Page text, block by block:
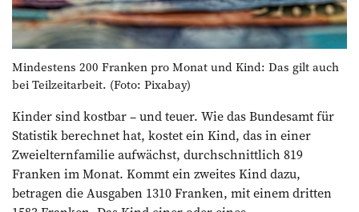
Mindestens 200 Franken pro Monat und Kind: Das gilt auch
bei Teilzeitarbeit. (Foto: Pixabay)
Kinder sind kostbar – und teuer. Wie das Bundesamt für
Statistik berechnet hat, kostet ein Kind, das in einer
Zweielternfamilie aufwächst, durchschnittlich 819
Franken im Monat. Kommt ein zweites Kind dazu,
betragen die Ausgaben 1310 Franken, mit einem dritten